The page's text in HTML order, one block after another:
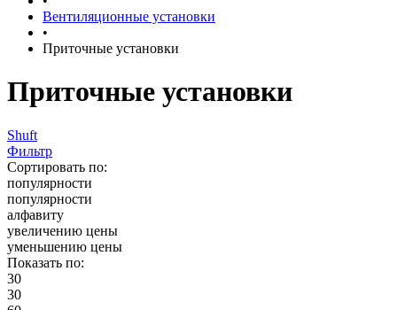
Вентиляционные установки
•
Приточные установки
Приточные установки
Shuft
Фильтр
Сортировать по:
популярности
популярности
алфавиту
увеличению цены
уменьшению цены
Показать по:
30
30